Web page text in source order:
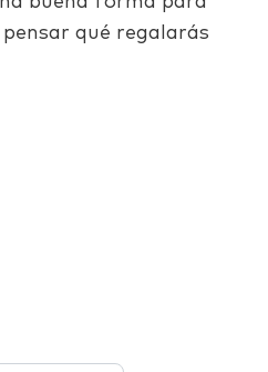
qué regalarás